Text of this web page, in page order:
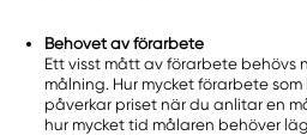
Behovet av förarbete
Ett visst mått av förarbete behövs
målning. Hur mycket förarbete
påverkar priset när du anlitar en
hur mycket tid målaren behöver